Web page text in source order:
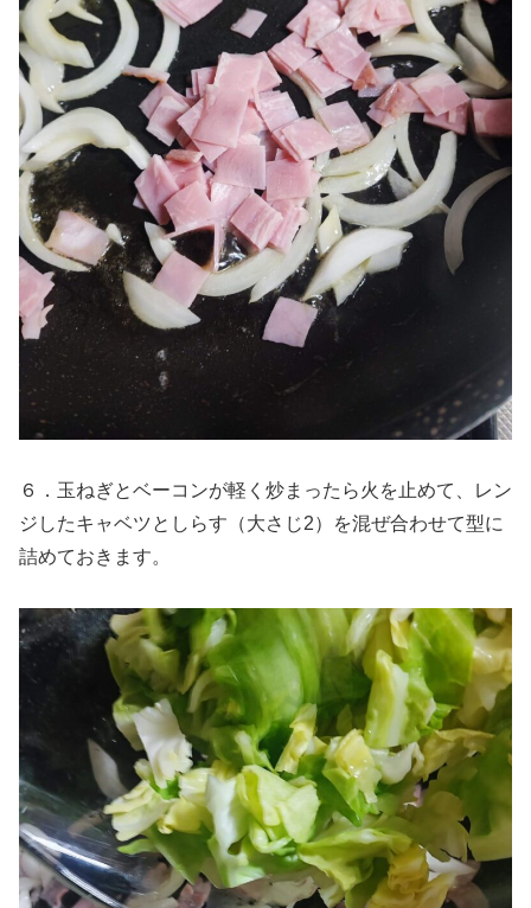
６．玉ねぎとベーコンが軽く炒まったら火を止めて、レン
ジしたキャベツとしらす（大さじ2）を混ぜ合わせて型に
詰めておきます。